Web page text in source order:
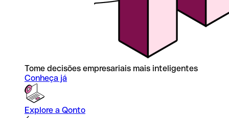
Tome decisões empresariais mais inteligentes
Conheça já
Explore a Qonto